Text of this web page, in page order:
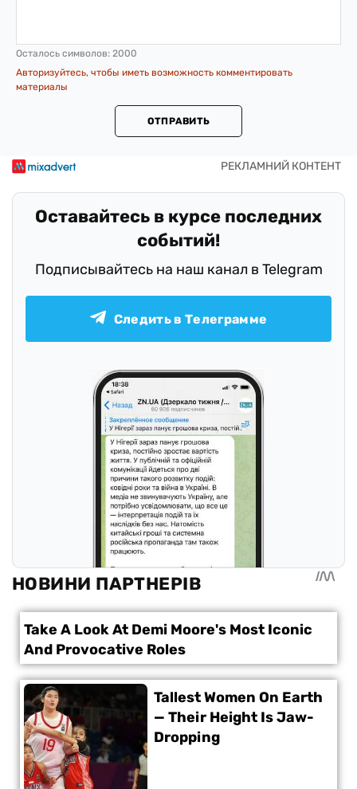
Осталось символов: 2000
Авторизуйтесь, чтобы иметь возможность комментировать
материалы
ОТПРАВИТЬ
Оставайтесь в курсе последних
событий!
Подписывайтесь на наш канал в Telegram
Следить в Телеграмме